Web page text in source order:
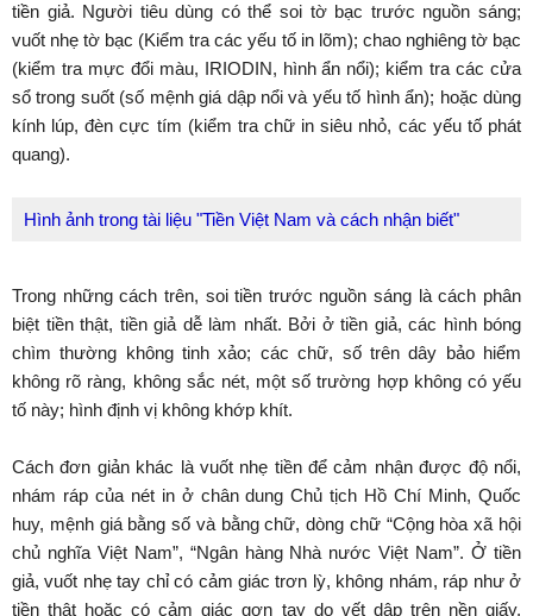
tiền giả. Người tiêu dùng có thể soi tờ bạc trước nguồn sáng;
vuốt nhẹ tờ bạc (Kiểm tra các yếu tố in lõm); chao nghiêng tờ bạc
(kiểm tra mực đổi màu, IRIODIN, hình ẩn nổi); kiểm tra các cửa
sổ trong suốt (số mệnh giá dập nổi và yếu tố hình ẩn); hoặc dùng
kính lúp, đèn cực tím (kiểm tra chữ in siêu nhỏ, các yếu tố phát
quang).
Hình ảnh trong tài liệu "Tiền Việt Nam và cách nhận biết"
Trong những cách trên, soi tiền trước nguồn sáng là cách phân
biệt tiền thật, tiền giả dễ làm nhất. Bởi ở tiền giả, các hình bóng
chìm thường không tinh xảo; các chữ, số trên dây bảo hiểm
không rõ ràng, không sắc nét, một số trường hợp không có yếu
tố này; hình định vị không khớp khít.
Cách đơn giản khác là vuốt nhẹ tiền để cảm nhận được độ nổi,
nhám ráp của nét in ở chân dung Chủ tịch Hồ Chí Minh, Quốc
huy, mệnh giá bằng số và bằng chữ, dòng chữ “Cộng hòa xã hội
chủ nghĩa Việt Nam”, “Ngân hàng Nhà nước Việt Nam”. Ở tiền
giả, vuốt nhẹ tay chỉ có cảm giác trơn lỳ, không nhám, ráp như ở
tiền thật hoặc có cảm giác gợn tay do vết dập trên nền giấy,